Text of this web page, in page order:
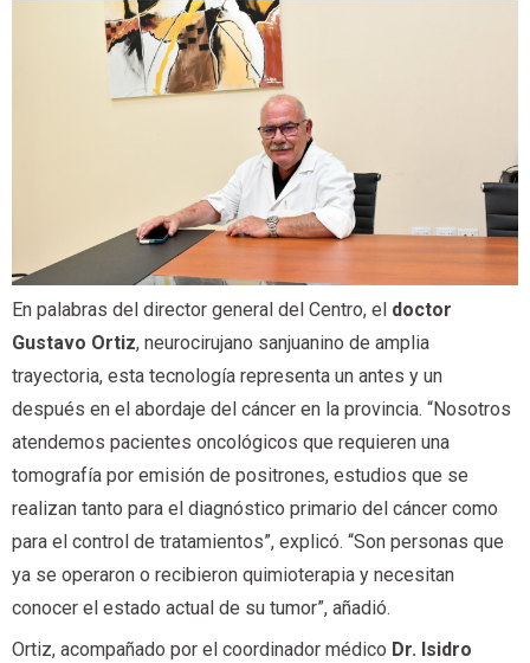
En palabras del director general del Centro, el doctor
Gustavo Ortiz, neurocirujano sanjuanino de amplia
trayectoria, esta tecnología representa un antes y un
después en el abordaje del cáncer en la provincia. “Nosotros
atendemos pacientes oncológicos que requieren una
tomografía por emisión de positrones, estudios que se
realizan tanto para el diagnóstico primario del cáncer como
para el control de tratamientos”, explicó. “Son personas que
ya se operaron o recibieron quimioterapia y necesitan
conocer el estado actual de su tumor”, añadió.
Ortiz, acompañado por el coordinador médico Dr. Isidro